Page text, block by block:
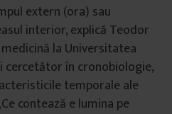
extern (ora) sau
interior, explică Teodor
la Universitatea
cercetător în cronobiologie,
temporale ale
contează e lumina pe